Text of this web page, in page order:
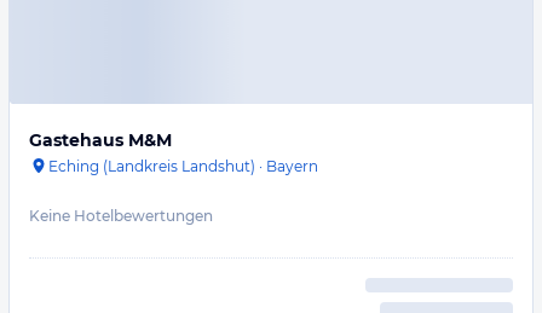
Gastehaus M&M
Eching (Landkreis Landshut) · Bayern
Keine Hotelbewertungen